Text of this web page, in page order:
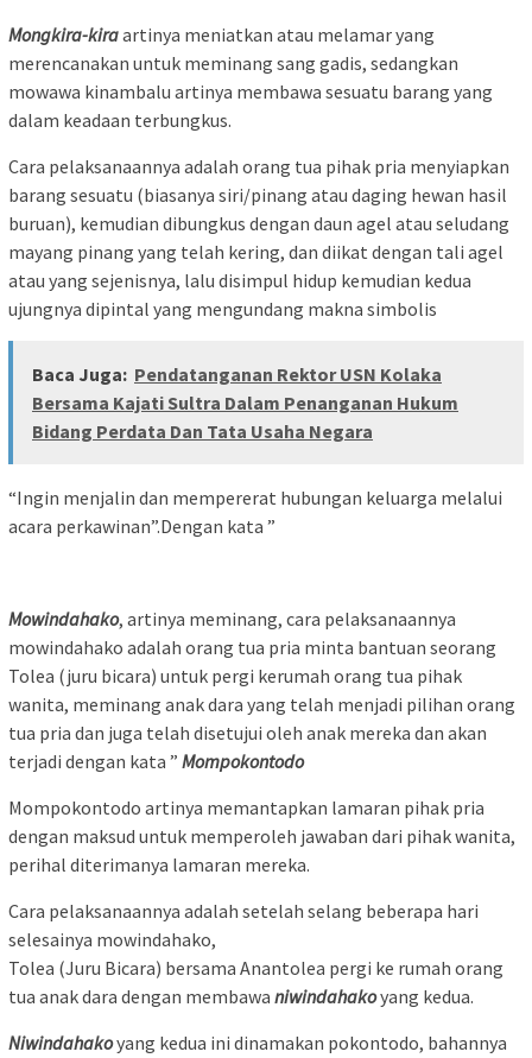
Mongkira-kiraartinya meniatkan atau melamar yang
merencanakan untuk meminang sang gadis, sedangkan
mowawa kinambalu artinya membawa sesuatu barang yang
dalam keadaan terbungkus.
Cara pelaksanaannya adalah orang tua pihak pria menyiapkan
barang sesuatu (biasanya siri/pinang atau daging hewan hasil
buruan), kemudian dibungkus dengan daun agel atau seludang
mayang pinang yang telah kering, dan diikat dengan tali agel
atau yang sejenisnya, lalu disimpul hidup kemudian kedua
ujungnya dipintal yang mengundang makna simbolis
Baca Juga: Pendatanganan Rektor USN Kolaka
Bersama Kajati Sultra Dalam Penanganan Hukum
Bidang Perdata Dan Tata Usaha Negara
“Ingin menjalin dan mempererat hubungan keluarga melalui
acara perkawinan”.Dengan kata ”
Mowindahako, artinya meminang, cara pelaksanaannya
mowindahako adalah orang tua pria minta bantuan seorang
Tolea (juru bicara) untuk pergi kerumah orang tua pihak
wanita, meminang anak dara yang telah menjadi pilihan orang
tua pria dan juga telah disetujui oleh anak mereka dan akan
terjadi dengan kata ” Mompokontodo
Mompokontodo artinya memantapkan lamaran pihak pria
dengan maksud untuk memperoleh jawaban dari pihak wanita,
perihal diterimanya lamaran mereka.
Cara pelaksanaannya adalah setelah selang beberapa hari
selesainya mowindahako,
Tolea (Juru Bicara) bersama Anantolea pergi ke rumah orang
tua anak dara dengan membawa niwindahakoyang kedua.
Niwindahakoyang kedua ini dinamakan pokontodo, bahannya